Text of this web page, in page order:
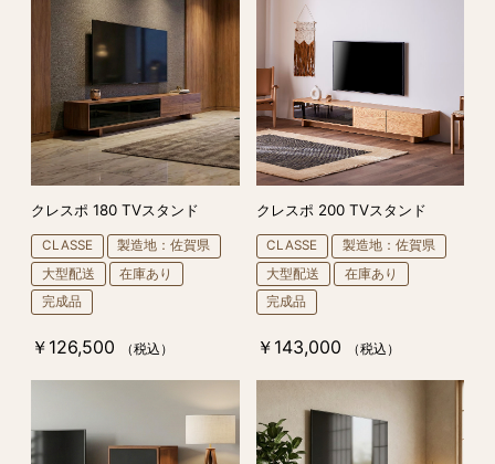
クレスポ 180 TVスタンド
CLASSE
製造地：佐賀県
大型配送
在庫あり
完成品
￥126,500 （税込）
クレスポ 200 TVスタンド
CLASSE
製造地：佐賀県
大型配送
在庫あり
完成品
￥143,000 （税込）